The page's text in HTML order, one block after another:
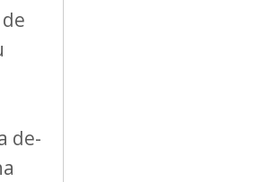
de-